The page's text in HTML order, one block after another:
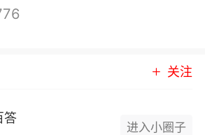
度、更...
热点专题
关注
答
进入小圈子